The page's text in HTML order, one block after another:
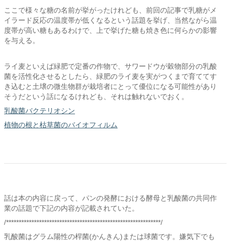
ここで様々な糖の名前が挙がったけれども、前回の記事で乳糖がメ
イラード反応の温度帯が低くなるという話題を挙げ、当然ながら温
度帯が高い糖もあるわけで、上で挙げた糖も焼き色に何らかの影響
を与える。
ライ麦といえば緑肥で定番の作物で、サワードウが穀物部分の乳酸
菌を活性化させるとしたら、緑肥のライ麦を実がつくまで育ててす
き込むと土壌の微生物群が栽培者にとって優位になる可能性があり
そうだという話になるけれども、それは触れないでおく。
乳酸菌バクテリオシン
植物の根と枯草菌のバイオフィルム
話は本の内容に戻って、パンの発酵における酵母と乳酸菌の共同作
業の話題で下記の内容が記載されていた。
/*************************************************************/
乳酸菌はグラム陽性の桿菌(かんきん)または球菌です。嫌気下でも